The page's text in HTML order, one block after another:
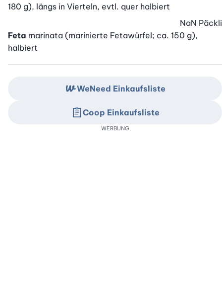
180 g), längs in Vierteln, evtl. quer halbiert
Feta marinata (marinierte Fetawürfel; ca. 150 g),
halbiert
NaN Päckli
WeNeed Einkaufsliste
Coop Einkaufsliste
WERBUNG